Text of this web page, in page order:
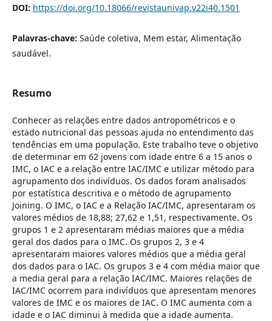
DOI: https://doi.org/10.18066/revistaunivap.v22i40.1501
Palavras-chave: Saúde coletiva, Mem estar, Alimentação
saudável.
Resumo
Conhecer as relações entre dados antropométricos e o
estado nutricional das pessoas ajuda no entendimento das
tendências em uma população. Este trabalho teve o objetivo
de determinar em 62 jovens com idade entre 6 a 15 anos o
IMC, o IAC e a relação entre IAC/IMC e utilizar método para
agrupamento dos indivíduos. Os dados foram analisados
por estatística descritiva e o método de agrupamento
Joining. O IMC, o IAC e a Relação IAC/IMC, apresentaram os
valores médios de 18,88; 27,62 e 1,51, respectivamente. Os
grupos 1 e 2 apresentaram médias maiores que a média
geral dos dados para o IMC. Os grupos 2, 3 e 4
apresentaram maiores valores médios que a média geral
dos dados para o IAC. Os grupos 3 e 4 com média maior que
a media geral para a relação IAC/IMC. Maiores relações de
IAC/IMC ocorrem para indivíduos que apresentam menores
valores de IMC e os maiores de IAC. O IMC aumenta com a
idade e o IAC diminui à medida que a idade aumenta.